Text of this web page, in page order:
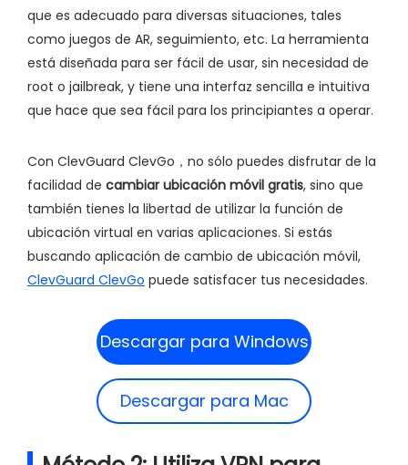
que es adecuado para diversas situaciones, tales
como juegos de AR, seguimiento, etc. La herramienta
está diseñada para ser fácil de usar, sin necesidad de
root o jailbreak, y tiene una interfaz sencilla e intuitiva
que hace que sea fácil para los principiantes a operar.
Con ClevGuard ClevGo，no sólo puedes disfrutar de la
facilidad de cambiar ubicación móvil gratis, sino que
también tienes la libertad de utilizar la función de
ubicación virtual en varias aplicaciones. Si estás
buscando aplicación de cambio de ubicación móvil,
ClevGuard ClevGo puede satisfacer tus necesidades.
Descargar para Windows
Descargar para Mac